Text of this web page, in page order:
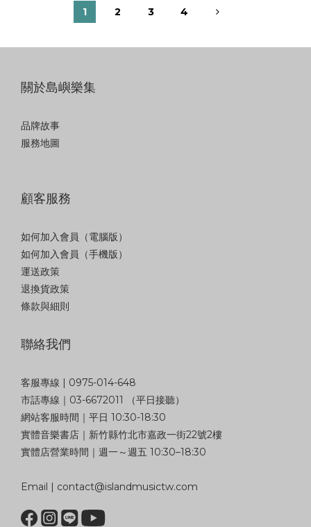
1 2 3 4
關於島嶼樂集
品牌故事
服務地圖
顧客服務
如何加入會員（電腦版）
如何加入會員（手機版）
運送政策
退換貨政策
條款與細則
聯絡我們
客服專線 | 0975-014-648
市話專線｜03-6672011 （平日接聽）
網站客服時間｜平日 10:30-18:30
實體音樂書店｜新竹縣竹北市嘉政一街22號2樓
實體店營業時間｜週一～週五 10:30–18:30
Email | contact@islandmusictw.com